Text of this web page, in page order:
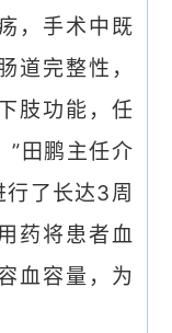
，手术中既
道完整性，
肢功能，任
”田鹏主任介
了长达3周
药将患者血
血容量，为